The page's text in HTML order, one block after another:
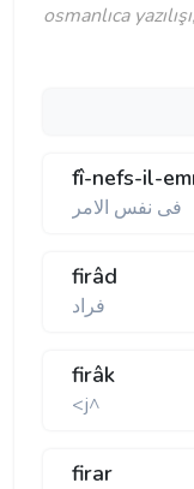
osmanlıca yazılışı,
fî-nefs-il-
فی نفس الامر
firâd
فراد
firâk
<j^
firar